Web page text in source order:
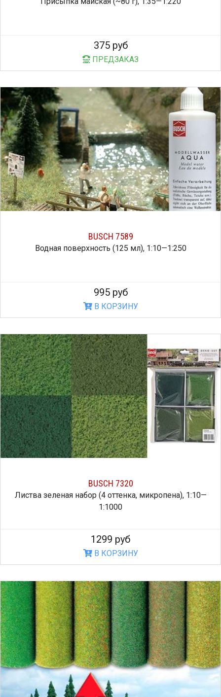
375 руб
ПРЕДЗАКАЗ
BUSCH 7589
Водная поверхность (125 мл), 1:10—1:250
995 руб
В КОРЗИНУ
BUSCH 7320
Листва зеленая набор (4 оттенка, микропена), 1:10—
1:1000
1299 руб
В КОРЗИНУ